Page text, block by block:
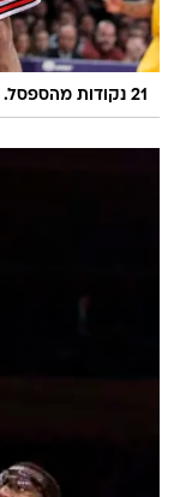
21 נקודות מהספסל. בראון